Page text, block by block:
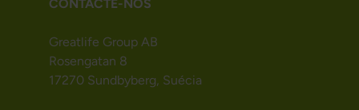
CONTACTE-NOS
Greatlife Group AB
Rosengatan 8
17270 Sundbyberg, Suécia